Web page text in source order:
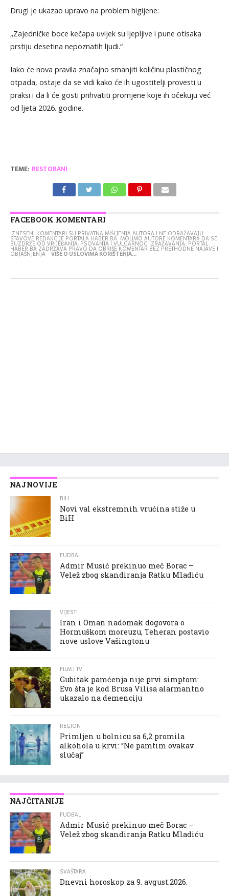
Drugi je ukazao upravo na problem higijene:
„Zajedničke boce kečapa uvijek su ljepljive i pune otisaka
prstiju desetina nepoznatih ljudi.“
Iako će nova pravila značajno smanjiti količinu plastičnog
otpada, ostaje da se vidi kako će ih ugostitelji provesti u
praksi i da li će gosti prihvatiti promjene koje ih očekuju već
od ljeta 2026. godine.
TEME: RESTORANI
FACEBOOK KOMENTARI
IZNESENI KOMENTARI SU PRIVATNA MIŠLJENJA AUTORA I NE ODRAŽAVAJU
STAVOVE REDAKCIJE PORTALA HABER.BA. MOLIMO AUTORE KOMENTARA DA SE
SUZDRŽE OD VRIJEĐANJA, PSOVANJA I VULGARNOG IZRAŽAVANJA. PORTAL
HABER.BA ZADRŽAVA PRAVO DA OBRIŠE KOMENTAR BEZ PRETHODNE NAJAVE I
OBJAŠNJENJA -VIŠE O USLOVIMA KORIŠTENJA...
NAJNOVIJE
BIH
Novi val ekstremnih vrućina stiže u
BiH
FUDBAL
Admir Musić prekinuo meč Borac –
Velež zbog skandiranja Ratku Mladiću
VIJESTI
Iran i Oman nadomak dogovora o
Hormuškom moreuzu, Teheran postavio
nove uslove Vašingtonu
FILM I TV
Gubitak pamćenja nije prvi simptom:
Evo šta je kod Brusa Vilisa alarmantno
ukazalo na demenciju
REGION
Primljen u bolnicu sa 6,2 promila
alkohola u krvi: “Ne pamtim ovakav
slučaj”
NAJČITANIJE
FUDBAL
Admir Musić prekinuo meč Borac –
Velež zbog skandiranja Ratku Mladiću
SVAŠTARA
Dnevni horoskop za 9. avgust.2026.